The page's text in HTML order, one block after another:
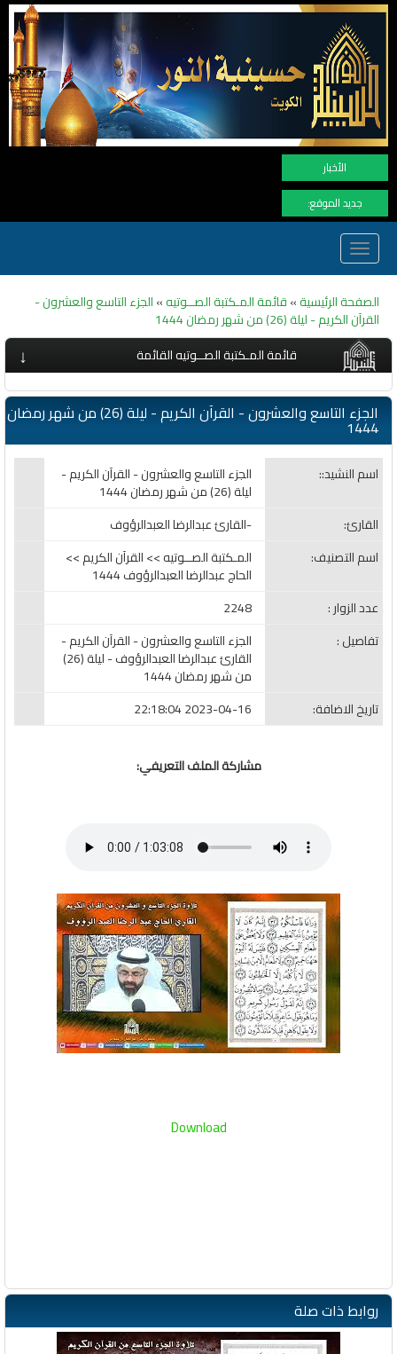
الأخبار
جديد الموقع:
Toggle
navigation
الصفحة الرئيسية»قائمة المـكتبة الصــوتيه»الجزء التاسع والعشرون -
القرآن الكريم - ليلة (26) من شهر رمضان 1444
↓ قائمة المـكتبة الصــوتيه القائمة
الجزء التاسع والعشرون - القرآن الكريم - ليلة (26) من شهر رمضان
1444
اسم النشيد:: الجزء التاسع والعشرون - القرآن الكريم -
ليلة (26) من شهر رمضان 1444
القارئ:
-القارئ عبدالرضا العبدالرؤوف
اسم التصنيف:
المـكتبة الصــوتيه >> القرآن الكريم >>
الحاج عبدالرضا العبدالرؤوف 1444
عدد الزوار :
2248
تفاصيل :
الجزء التاسع والعشرون - القرآن الكريم -
القارئ عبدالرضا العبدالرؤوف - ليلة (26)
من شهر رمضان 1444
تاريخ الاضافة:
2023-04-16 22:18:04
مشاركة الملف التعريفي:
Download
روابط ذات صلة